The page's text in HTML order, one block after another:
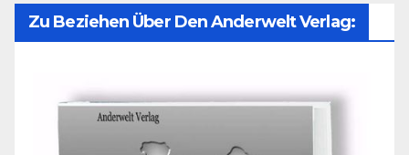
Zu Beziehen Über Den Anderwelt Verlag: